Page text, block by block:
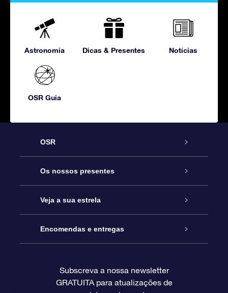
Astronomia Dicas & Presentes Notícias
OSR Guia
OSR
Serviço
Contactos
O Blog
Avaliações
Os nossos presentes
Prenda Star Online
Pacote Prenda OSR
O Cartão Presente OSR
Veja a sua estrela
Registo de Estrela
Página de Estrela personalizada
Encomendas e entregas
Informação de pagamento
Subscreva a nossa newsletter
GRATUITA para atualizações de